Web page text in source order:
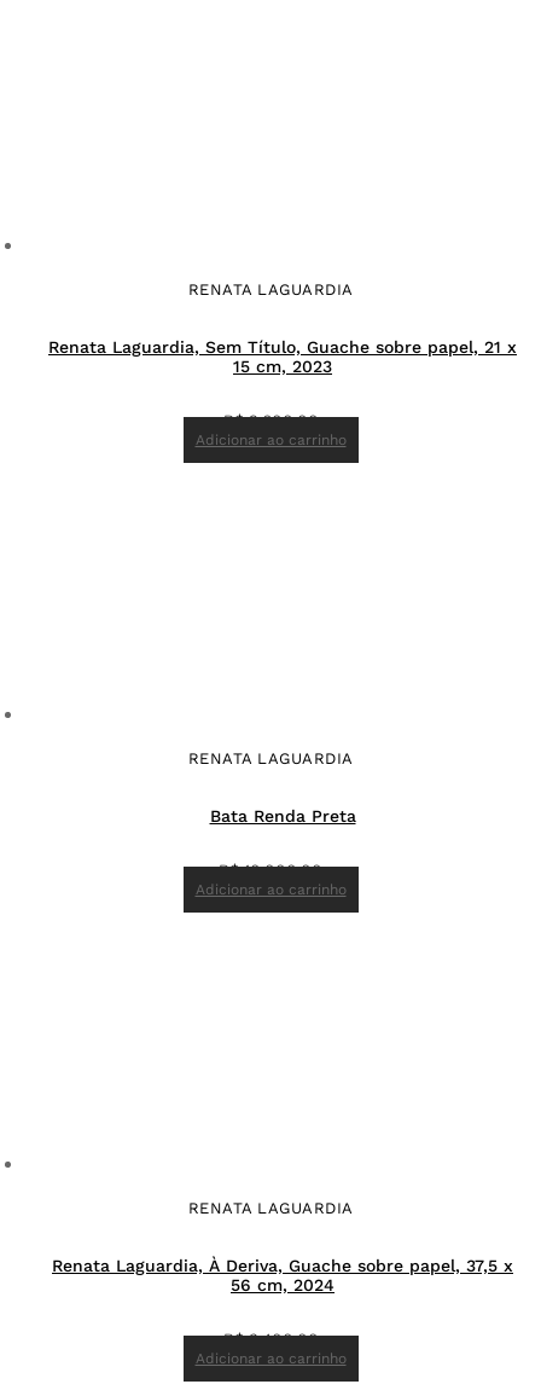
RENATA LAGUARDIA
Renata Laguardia, Sem Título, Guache sobre papel, 21 x
15 cm, 2023
R$2.600,00
Adicionar ao carrinho
RENATA LAGUARDIA
Bata Renda Preta
R$10.000,00
Adicionar ao carrinho
RENATA LAGUARDIA
Renata Laguardia, À Deriva, Guache sobre papel, 37,5 x
56 cm, 2024
R$3.400,00
Adicionar ao carrinho